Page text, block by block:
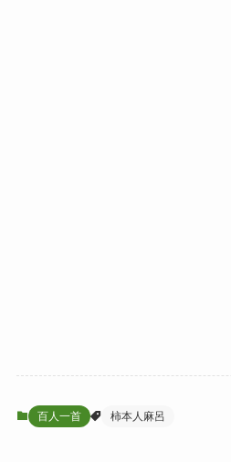
百人一首 柿本人麻呂